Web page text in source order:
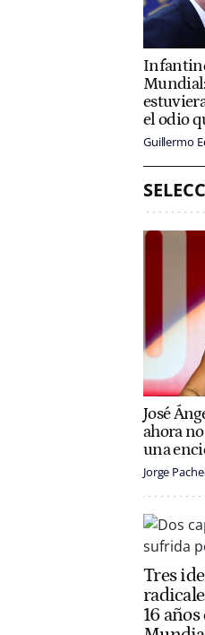
el odio
Guillermo
José
ahora
una
Jorge
Tres
16